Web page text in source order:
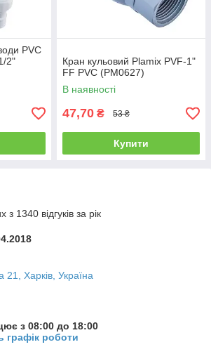
PVC
2"
Кран кульовий Plamix PVF-1"
FF PVC (PM0627)
В наявності
47,70 ₴ 53 ₴
Купити
1340 відгуків за рік
21, Харків, Україна
з 08:00 до 18:00
графік роботи